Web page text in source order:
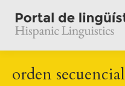
orden secuencial